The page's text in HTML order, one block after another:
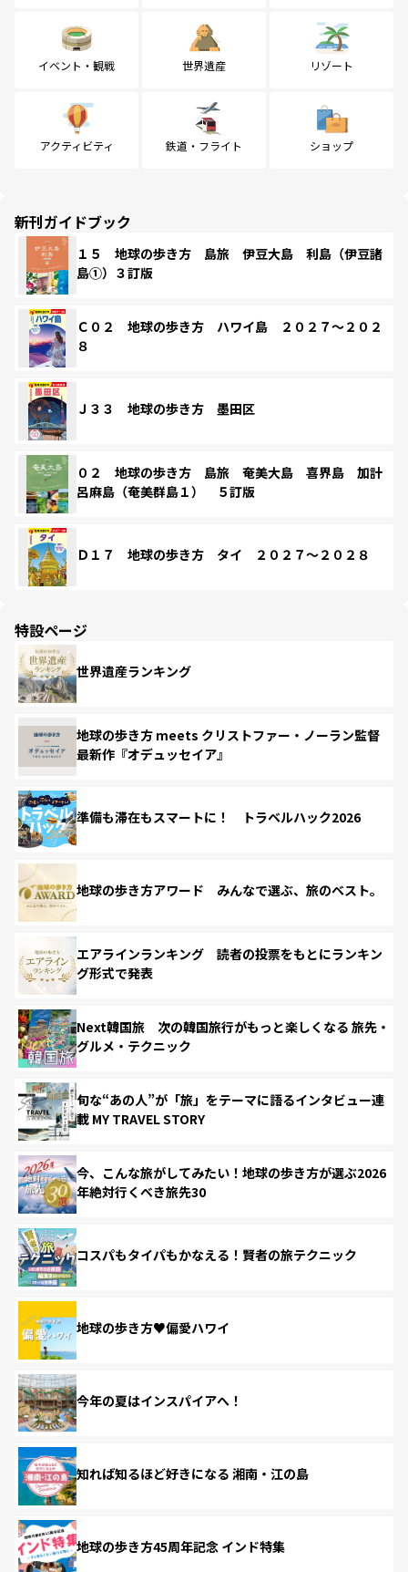
イベント・観戦 世界遺産 リゾート
アクティビティ 鉄道・フライト ショップ
新刊ガイドブック
１５ 地球の歩き方 島旅 伊豆大島 利島（伊豆諸
島①）３訂版
Ｃ０２ 地球の歩き方 ハワイ島 ２０２７～２０２
８
Ｊ３３ 地球の歩き方 墨田区
０２ 地球の歩き方 島旅 奄美大島 喜界島 加計
呂麻島（奄美群島１） ５訂版
Ｄ１７ 地球の歩き方 タイ ２０２７～２０２８
特設ページ
世界遺産ランキング
地球の歩き方 meets クリストファー・ノーラン監督
最新作『オデュッセイア』
準備も滞在もスマートに！ トラベルハック2026
地球の歩き方アワード みんなで選ぶ、旅のベスト。
エアラインランキング 読者の投票をもとにランキン
グ形式で発表
Next韓国旅 次の韓国旅行がもっと楽しくなる 旅先・
グルメ・テクニック
旬な“あの人”が「旅」をテーマに語るインタビュー連
載 MY TRAVEL STORY
今、こんな旅がしてみたい！地球の歩き方が選ぶ2026
年絶対行くべき旅先30
コスパもタイパもかなえる！賢者の旅テクニック
地球の歩き方♥偏愛ハワイ
今年の夏はインスパイアへ！
知れば知るほど好きになる 湘南・江の島
地球の歩き方45周年記念 インド特集